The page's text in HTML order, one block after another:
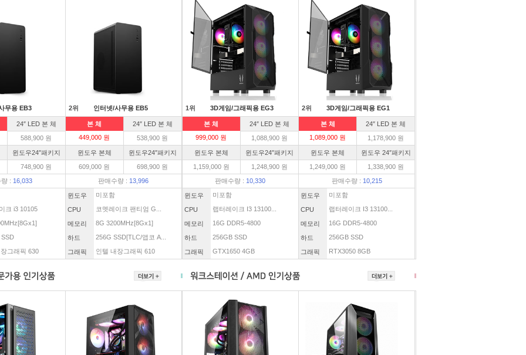
무용 EB3
24″ LED 본 체
588,900 원
윈도우24″패키지
748,900 원
: 16,033
크 i3 10105
그래픽 630
2위 인터넷/사무용 EB5
본 체
24″ LED 본 체
449,000 원
538,900 원
윈도우 본체
윈도우24″패키지
609,000 원
698,900 원
판매수량 : 13,996
윈도우 미포함
CPU 코멧레이크 팬티엄 G...
메모리 8G 3200MHz[8Gx1]
하드 256G SSD[TLC/앱코 A...
그래픽 인텔 내장그래픽 610
1위 3D게임/그래픽용 EG3
본 체
24″ LED 본 체
999,000 원
1,088,900 원
윈도우 본체
윈도우24″패키지
1,159,000 원
1,248,900 원
판매수량 : 10,330
윈도우 미포함
CPU 랩터레이크 I3 13100...
메모리 16G DDR5-4800
하드 256GB SSD
그래픽 GTX1650 4GB
2위 3D게임/그래픽용 EG1
본 체
24″ LED 본 체
1,089,000 원
1,178,900 원
윈도우 본체
윈도우 24″패키지
1,249,000 원
1,338,900 원
판매수량 : 10,215
윈도우 미포함
CPU 랩터레이크 I3 13100...
메모리 16G DDR5-4800
하드 256GB SSD
그래픽 RTX3050 8GB